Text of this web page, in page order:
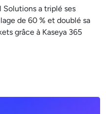
Solutions a triplé ses
de 60 % et doublé sa
grâce à Kaseya 365